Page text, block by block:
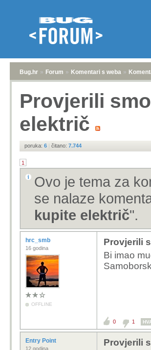
Bug.hr » Forum » Komentari s weba »
Provjerili
električ
poruka: 6 | čitano: 7.744
1
Ovo je tema za
se nalaze
kupite električ".
hrc_smb
16 godina
OFFLINE
Provjerili
Bi imao
0 1
Entry Point
12 godina
Provjerili